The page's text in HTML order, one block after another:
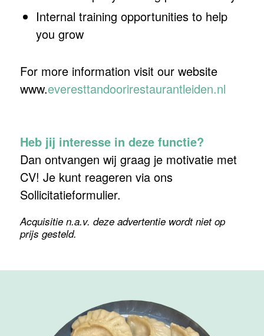
Internal training opportunities to help
you grow
For more information visit our website
www.everesttandoorirestaurantleiden.nl
Heb jij interesse in deze functie?
Dan ontvangen wij graag je motivatie met
CV! Je kunt reageren via ons
Sollicitatieformulier.
Acquisitie n.a.v. deze advertentie wordt niet op
prijs gesteld.